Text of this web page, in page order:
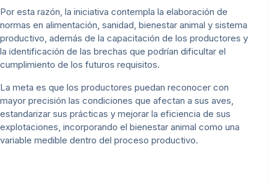
Por esta razón, la iniciativa contempla la elaboración de
normas en alimentación, sanidad, bienestar animal y sistema
productivo, además de la capacitación de los productores y
la identificación de las brechas que podrían dificultar el
cumplimiento de los futuros requisitos.
La meta es que los productores puedan reconocer con
mayor precisión las condiciones que afectan a sus aves,
estandarizar sus prácticas y mejorar la eficiencia de sus
explotaciones, incorporando el bienestar animal como una
variable medible dentro del proceso productivo.